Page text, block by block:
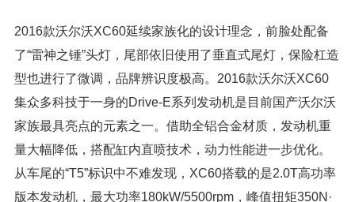
2016款沃尔沃XC60延续家族化的设计理念，前脸处配备
了“雷神之锤”头灯，尾部依旧使用了垂直式尾灯，保险杠造
型也进行了微调，品牌辨识度极高。2016款沃尔沃XC60
集众多科技于一身的Drive-E系列发动机是目前国产沃尔沃
家族最具亮点的元素之一。借助全铝合金材质，发动机重
量大幅降低，搭配缸内直喷技术，动力性能进一步优化。
从车尾的“T5”标识中不难发现，XC60搭载的是2.0T高功率
版本发动机，最大功率180kW/5500rpm，峰值扭矩350N·